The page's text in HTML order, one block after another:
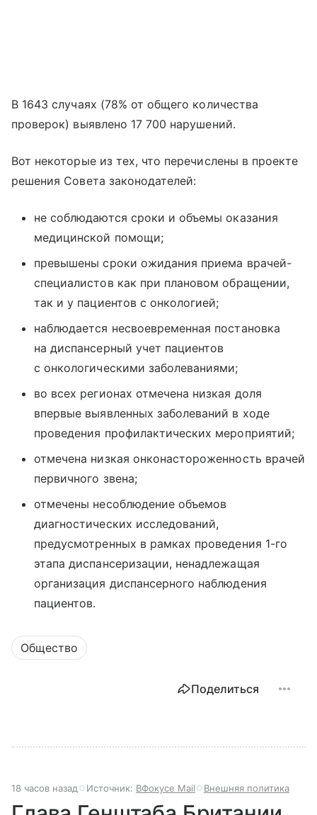
В 1643 случаях (78% от общего количества
проверок) выявлено 17 700 нарушений.
Вот некоторые из тех, что перечислены в проекте
решения Совета законодателей:
не соблюдаются сроки и объемы оказания
медицинской помощи;
превышены сроки ожидания приема врачей-
специалистов как при плановом обращении,
так и у пациентов с онкологией;
наблюдается несвоевременная постановка
на диспансерный учет пациентов
с онкологическими заболеваниями;
во всех регионах отмечена низкая доля
впервые выявленных заболеваний в ходе
проведения профилактических мероприятий;
отмечена низкая онконастороженность врачей
первичного звена;
отмечены несоблюдение объемов
диагностических исследований,
предусмотренных в рамках проведения 1-го
этапа диспансеризации, ненадлежащая
организация диспансерного наблюдения
пациентов.
Общество
Поделиться
18 часов назад Источник: ВФокусе Mail Внешняя политика